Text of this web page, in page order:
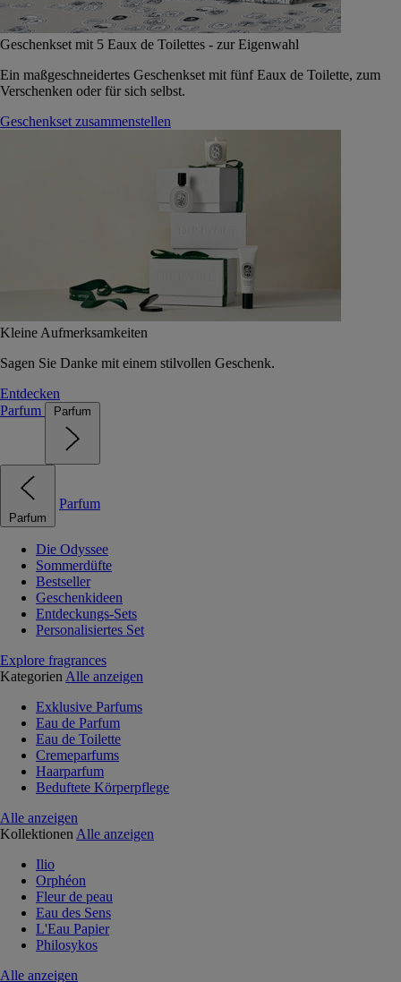
Geschenkset mit 5 Eaux de Toilettes - zur Eigenwahl
Ein maßgeschneidertes Geschenkset mit fünf Eaux de Toilette, zum
Verschenken oder für sich selbst.
Geschenkset zusammenstellen
Kleine Aufmerksamkeiten
Sagen Sie Danke mit einem stilvollen Geschenk.
Entdecken
Parfum
Parfum
Parfum
Parfum
Die Odyssee
Sommerdüfte
Bestseller
Geschenkideen
Entdeckungs-Sets
Personalisiertes Set
Explore fragrances
Kategorien Alle anzeigen
Exklusive Parfums
Eau de Parfum
Eau de Toilette
Cremeparfums
Haarparfum
Beduftete Körperpflege
Alle anzeigen
Kollektionen Alle anzeigen
Ilio
Orphéon
Fleur de peau
Eau des Sens
L'Eau Papier
Philosykos
Alle anzeigen